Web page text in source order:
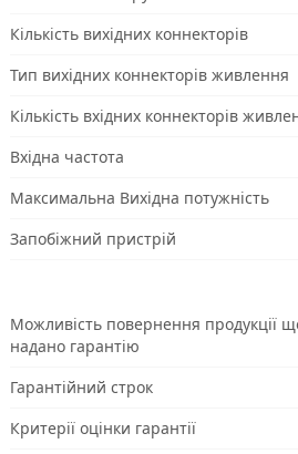
Кількість вихідних коннекторів
Тип вихідних коннекторів живлення
Кількість вхідних коннекторів
Вхідна частота
Максимальна Вихідна потужність
Запобіжний пристрій
Можливість повернення продукції
надано гарантію
Гарантійний строк
Критерії оцінки гарантії